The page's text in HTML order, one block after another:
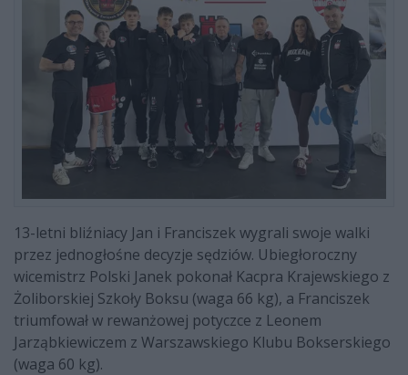
13-letni bliźniacy Jan i Franciszek wygrali swoje walki
przez jednogłośne decyzje sędziów. Ubiegłoroczny
wicemistrz Polski Janek pokonał Kacpra Krajewskiego z
Żoliborskiej Szkoły Boksu (waga 66 kg), a Franciszek
triumfował w rewanżowej potyczce z Leonem
Jarząbkiewiczem z Warszawskiego Klubu Bokserskiego
(waga 60 kg).